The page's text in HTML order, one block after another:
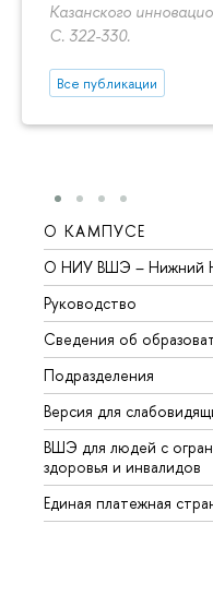
Казанского
С. 322-330.
Все публикации
О КАМПУСЕ
О НИУ ВШЭ – Нижний
Руководство
Сведения об
Подразделения
Версия для
ВШЭ для людей с
здоровья и инвалидов
Единая платежная